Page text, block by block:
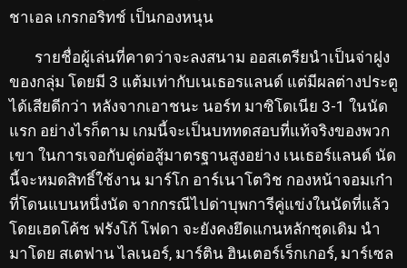
ชาเอล เกรกอริทช์ เป็นกองหนุน
รายชื่อผู้เล่นที่คาดว่าจะลงสนาม ออสเตรียนำเป็นจ่าฝูง
ของกลุ่ม โดยมี 3 แต้มเท่ากับเนเธอรแลนด์ แต่มีผลต่างประตู
ได้เสียดีกว่า หลังจากเอาชนะ นอร์ท มาซิโดเนีย 3-1 ในนัด
แรก อย่างไรก็ตาม เกมนี้จะเป็นบททดสอบที่แท้จริงของพวก
เขา ในการเจอกับคู่ต่อสู้มาตรฐานสูงอย่าง เนเธอร์แลนด์ นัด
นี้จะหมดสิทธิ์ใช้งาน มาร์โก อาร์เนาโตวิช กองหน้าจอมเก๋า
ที่โดนแบนหนึ่งนัด จากกรณีไปด่าบุพการีคู่แข่งในนัดที่แล้ว
โดยเฮดโค้ช ฟรังโก้ โฟดา จะยังคงยึดแกนหลักชุดเดิม นำ
มาโดย สเตฟาน ไลเนอร์, มาร์ติน ฮินเตอร์เร็กเกอร์, มาร์เซล